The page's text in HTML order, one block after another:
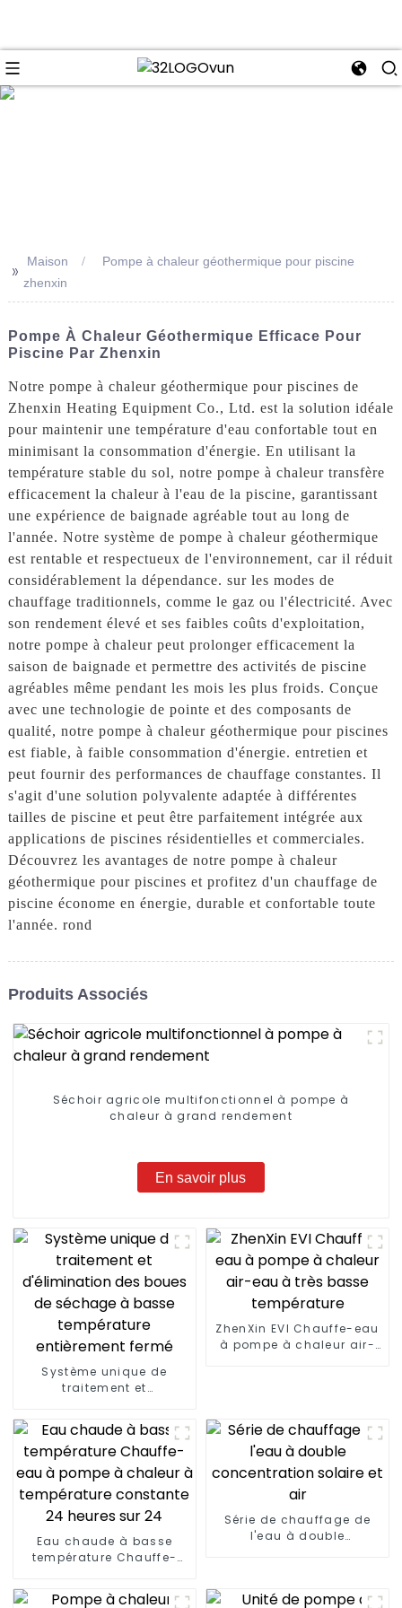
>> Maison
Pompe à chaleur géothermique pour piscine
zhenxin
Pompe À Chaleur Géothermique Efficace Pour
Piscine Par Zhenxin
Notre pompe à chaleur géothermique pour piscines de
Zhenxin Heating Equipment Co., Ltd. est la solution idéale
pour maintenir une température d'eau confortable tout en
minimisant la consommation d'énergie. En utilisant la
température stable du sol, notre pompe à chaleur transfère
efficacement la chaleur à l'eau de la piscine, garantissant
une expérience de baignade agréable tout au long de
l'année. Notre système de pompe à chaleur géothermique
est rentable et respectueux de l'environnement, car il réduit
considérablement la dépendance. sur les modes de
chauffage traditionnels, comme le gaz ou l'électricité. Avec
son rendement élevé et ses faibles coûts d'exploitation,
notre pompe à chaleur peut prolonger efficacement la
saison de baignade et permettre des activités de piscine
agréables même pendant les mois les plus froids. Conçue
avec une technologie de pointe et des composants de
qualité, notre pompe à chaleur géothermique pour piscines
est fiable, à faible consommation d'énergie. entretien et
peut fournir des performances de chauffage constantes. Il
s'agit d'une solution polyvalente adaptée à différentes
tailles de piscine et peut être parfaitement intégrée aux
applications de piscines résidentielles et commerciales.
Découvrez les avantages de notre pompe à chaleur
géothermique pour piscines et profitez d'un chauffage de
piscine économe en énergie, durable et confortable toute
l'année. rond
Produits Associés
Séchoir agricole multifonctionnel à pompe à
chaleur à grand rendement
En savoir plus
Système unique de
traitement et
de séchage à basse
température entièrement
fermé
ZhenXin EVI Chauffe-eau
à pompe à chaleur air-
Eau chaude à basse
température Chauffe-
température constante
Série de chauffage de
l'eau à double